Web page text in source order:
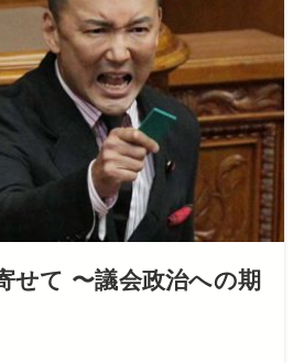
せて 〜議会政治への期